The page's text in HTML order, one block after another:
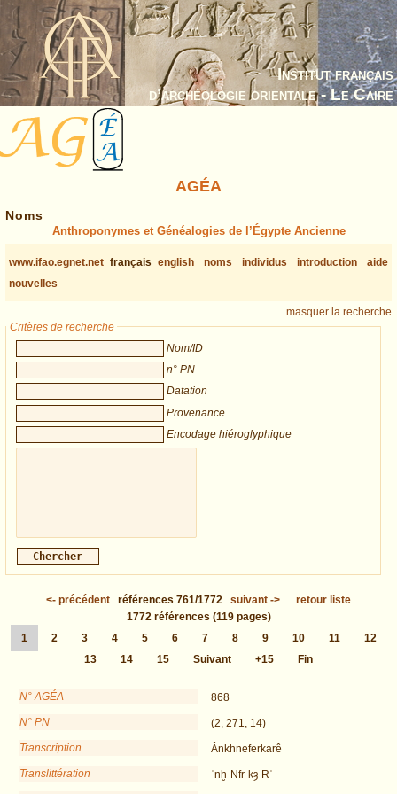
Institut français
d’archéologie orientale - Le Caire
AGÉA
Noms
Anthroponymes et Généalogies de l’Égypte Ancienne
www.ifao.egnet.net français english noms individus introduction
aide
nouvelles
masquer la recherche
Critères de recherche
Nom/ID
n° PN
Datation
Provenance
Encodage hiéroglyphique
<- précédent références 761/1772 suivant ->
retour liste
1772 références (119 pages)
1
2 3 4 5 6 7 8 9 10 11
12
13
14 15 Suivant +15 Fin
N° AGÉA
868
N° PN
(2, 271, 14)
Transcription
Ânkhneferkarê
Translittération
ʿnḫ-Nfr-kȝ-Rʿ